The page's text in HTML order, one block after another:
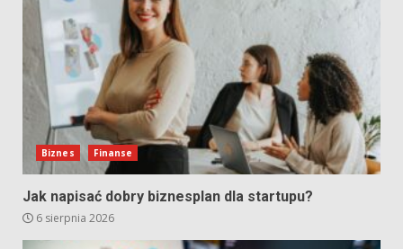
Biznes Finanse
Jak napisać dobry biznesplan dla startupu?
6 sierpnia 2026